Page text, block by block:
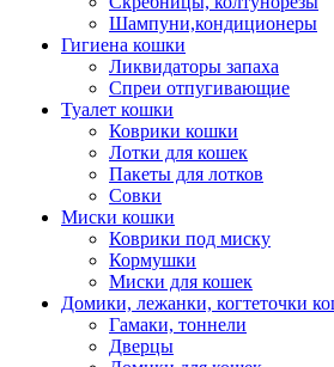
Шампуни,кондиционеры
Гигиена кошки
Ликвидаторы запаха
Спреи отпугивающие
Туалет кошки
Коврики кошки
Лотки для кошек
Пакеты для лотков
Совки
Миски кошки
Коврики под миску
Кормушки
Миски для кошек
Домики, лежанки, когтеточки
Гамаки, тоннели
Дверцы